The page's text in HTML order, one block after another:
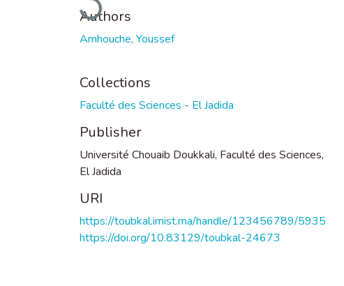
Authors
Amhouche, Youssef
Collections
Faculté des Sciences - El Jadida
Publisher
Université Chouaib Doukkali, Faculté des Sciences,
El Jadida
URI
https://toubkal.imist.ma/handle/123456789/5935
https://doi.org/10.83129/toubkal-24673